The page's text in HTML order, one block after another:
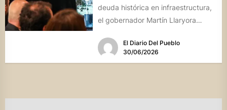
deuda histórica en infraestructura,
el gobernador Martín Llaryora
Crecer",...El Diario Del Pueblo
30/06/2026